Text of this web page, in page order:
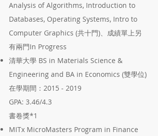
Analysis of Algorithms, Introduction to
Databases, Operating Systems, Intro to
Computer Graphics (共十門)、成績單上另
有兩門In Progress
清華大學 BS in Materials Science &
Engineering and BA in Economics (雙學位)
在學期間：2015 - 2019
GPA: 3.46/4.3
書卷獎*1
MITx MicroMasters Program in Finance